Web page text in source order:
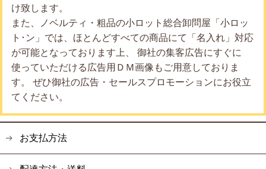
け致します。
また、ノベルティ・粗品の小ロット総合卸問屋「小ロッ
ト･ン」では、ほとんどすべての商品にて「名入れ」対応
が可能となっております上、 御社の集客広告にすぐに
使っていただける広告用ＤＭ画像もご用意しておりま
す。 ぜひ御社の広告・セールスプロモーションにお役立
てください。
お支払方法